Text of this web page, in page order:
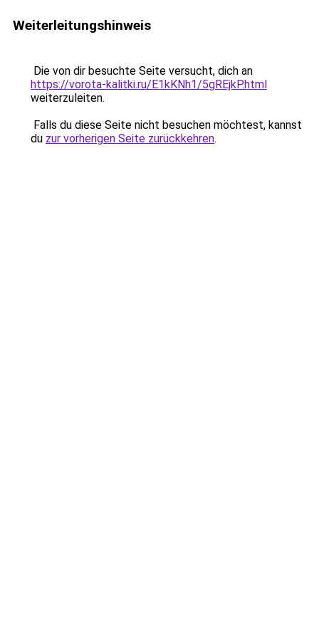
Weiterleitungshinweis
Die von dir besuchte Seite versucht, dich an
https://vorota-kalitki.ru/E1kKNh1/5gREjkP.html
weiterzuleiten.
Falls du diese Seite nicht besuchen möchtest, kannst
du zur vorherigen Seite zurückkehren.